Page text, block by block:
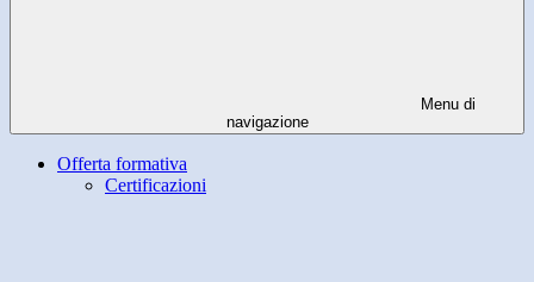
Menu di
navigazione
Offerta formativa
Certificazioni